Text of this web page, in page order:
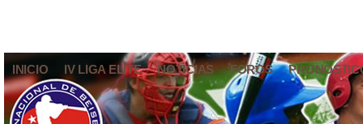
INICIO IV LIGA ELITE NOTICIAS FOROS